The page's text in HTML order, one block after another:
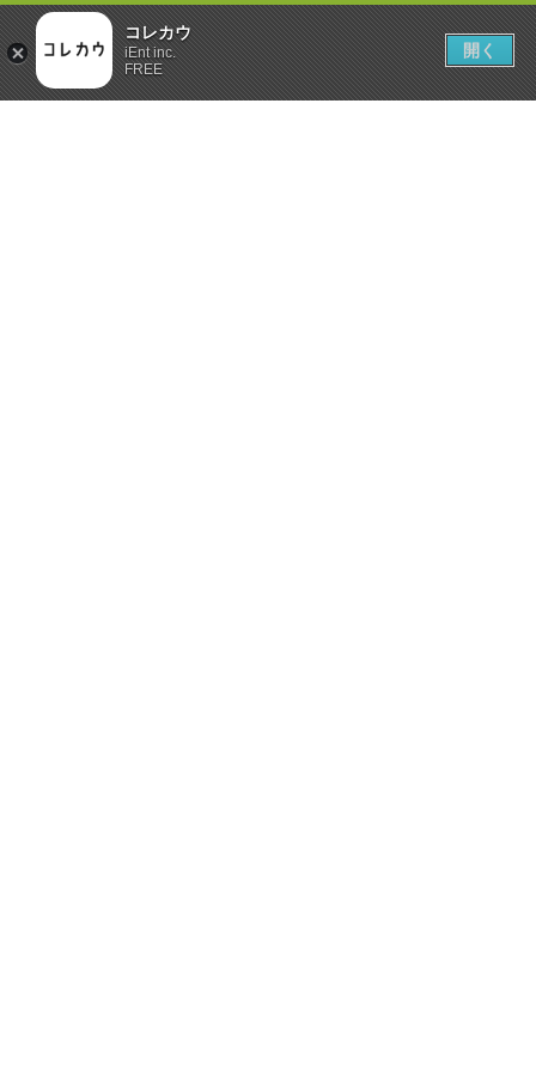
コレカウ
iEnt inc.
FREE
開く